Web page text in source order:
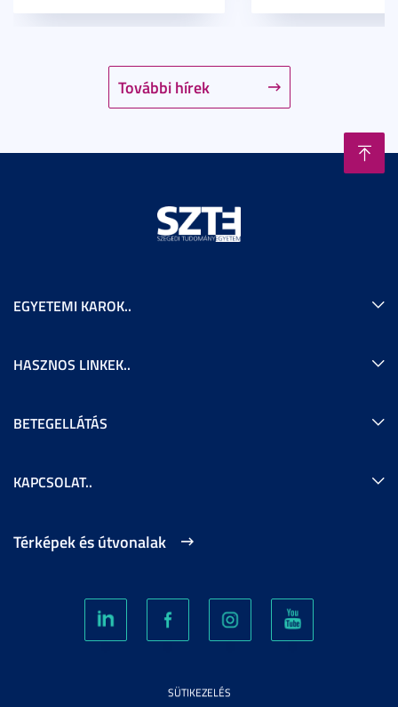
További hírek
EGYETEMI KAROK..
HASZNOS LINKEK..
BETEGELLÁTÁS
KAPCSOLAT..
Térképek és útvonalak
SÜTIKEZELÉS